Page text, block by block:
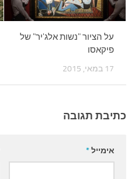
על הציור "נשות אלג'יר" של
פיקאסו
17 במאי, 2015
כתיבת תגובה
אימייל*